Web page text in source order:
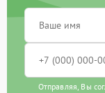
Отправляя, Вы